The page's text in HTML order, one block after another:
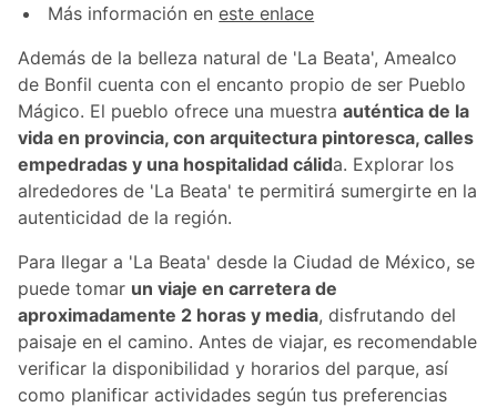
Más información eneste enlace
Además de la belleza natural de 'La Beata', Amealco
de Bonfil cuenta con el encanto propio de ser Pueblo
Mágico. El pueblo ofrece una muestra auténtica de la
vida en provincia, con arquitectura pintoresca, calles
empedradas y una hospitalidad cálida. Explorar los
alrededores de 'La Beata' te permitirá sumergirte en la
autenticidad de la región.
Para llegar a 'La Beata' desde la Ciudad de México, se
puede tomar un viaje en carretera de
aproximadamente 2 horas y media, disfrutando del
paisaje en el camino. Antes de viajar, es recomendable
verificar la disponibilidad y horarios del parque, así
como planificar actividades según tus preferencias